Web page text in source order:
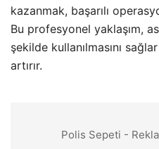
kazanmak, başarılı
Bu profesyonel yaklaşım,
şekilde kullanılmasını
artırır.
Polis Sepeti -